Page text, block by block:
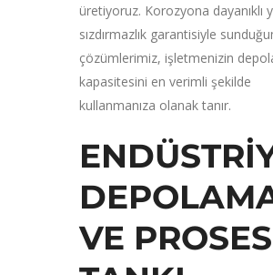
üretiyoruz. Korozyona dayanıklı
sızdırmazlık garantisiyle
çözümlerimiz, işletmenizin
kapasitesini en verimli şekilde
kullanmanıza olanak tanır.
VE PROSES